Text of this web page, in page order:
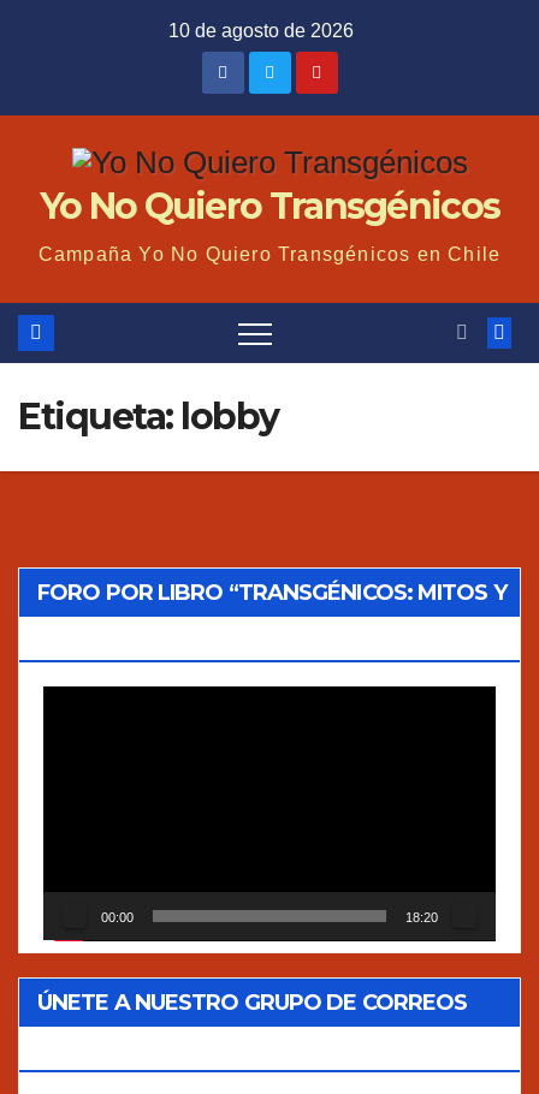
10 de agosto de 2026
Yo No Quiero Transgénicos
Campaña Yo No Quiero Transgénicos en Chile
Etiqueta: lobby
FORO POR LIBRO “TRANSGÉNICOS: MITOS Y
00:00 18:20
ÚNETE A NUESTRO GRUPO DE CORREOS